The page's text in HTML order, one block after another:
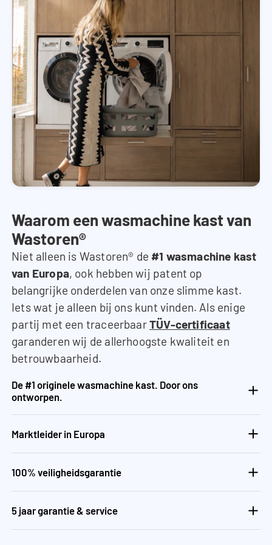
Waarom een wasmachine kast van
Wastoren®
Niet alleen is Wastoren® de #1 wasmachine kast
van Europa, ook hebben wij patent op
belangrijke onderdelen van onze slimme kast.
Iets wat je alleen bij ons kunt vinden. Als enige
partij met een traceerbaarTÜV-certificaat
garanderen wij de allerhoogste kwaliteit en
betrouwbaarheid.
De #1 originele wasmachine kast. Door ons
ontworpen.
Marktleider in Europa
100% veiligheidsgarantie
5 jaar garantie & service